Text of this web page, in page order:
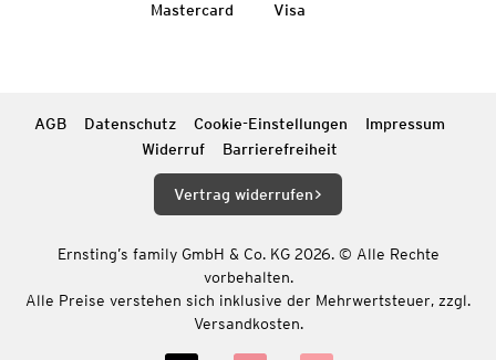
Mastercard Visa
AGB Datenschutz Cookie-Einstellungen
Impressum
Widerruf
Barrierefreiheit
Vertrag widerrufen
Ernsting’s family GmbH & Co. KG 2026. © Alle Rechte
vorbehalten.
Alle Preise verstehen sich inklusive der Mehrwertsteuer, zzgl.
Versandkosten.